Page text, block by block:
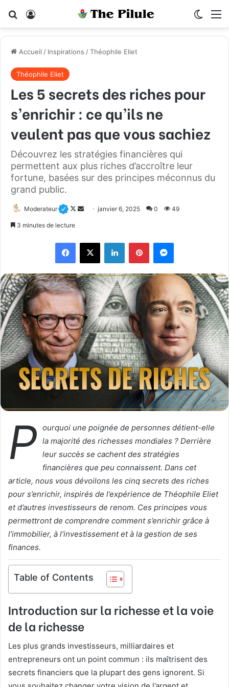
Rechercher
Accueil / Inspirations /Théophile Eliet
Théophile Eliet
Les 5 secrets des riches pour
s’enrichir : ce qu’ils ne
veulent pas que vous sachiez
Découvrez les stratégies financières qui
permettent aux plus riches d’accroître leur
fortune, basées sur des principes méconnus du
grand public.
Moderateur
F
o
n
X
y
r
u
n
c
o
u
r
i
janvier 6, 2025 0 49
3 minutes de lecture
P ourquoi une poignée de personnes détient-elle
la majorité des richesses mondiales ? Derrière
leur succès se cachent des stratégies
financières que peu connaissent. Dans cet
article, nous vous dévoilons les cinq secrets des riches
pour s’enrichir, inspirés de l’expérience de Théophile Eliet
et d’autres investisseurs de renom. Ces principes vous
permettront de comprendre comment s’enrichir grâce à
l’immobilier, à l’investissement et à la gestion de ses
finances.
Table of Contents
Introduction sur la richesse et la voie
de la richesse
Les plus grands investisseurs, milliardaires et
entrepreneurs ont un point commun : ils maîtrisent des
secrets financiers que la plupart des gens ignorent. Si